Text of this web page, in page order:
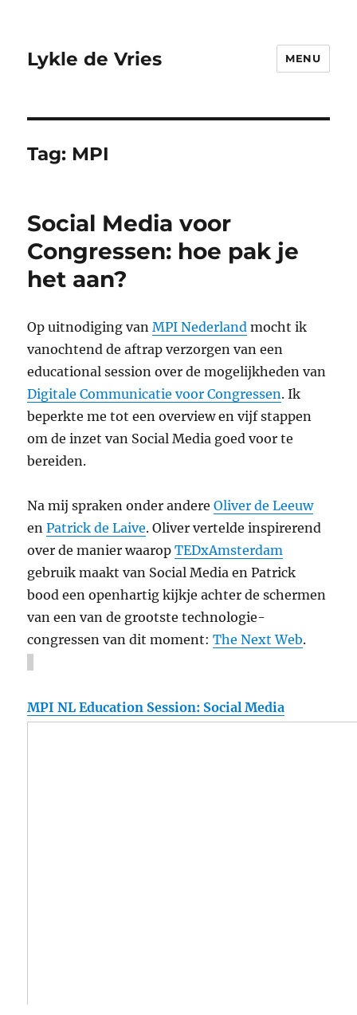
Lykle de Vries MENU
Tag: MPI
Social Media voor
Congressen: hoe pak je
het aan?
Op uitnodiging vanMPI Nederland mocht ik
vanochtend de aftrap verzorgen van een
educational session over de mogelijkheden van
Digitale Communicatie voor Congressen. Ik
beperkte me tot een overview en vijf stappen
om de inzet van Social Media goed voor te
bereiden.
Na mij spraken onder andereOliver de Leeuw
enPatrick de Laive. Oliver vertelde inspirerend
over de manier waaropTEDxAmsterdam
gebruik maakt van Social Media en Patrick
bood een openhartig kijkje achter de schermen
van een van de grootste technologie-
congressen van dit moment:The Next Web.
MPI NL Education Session: Social Media